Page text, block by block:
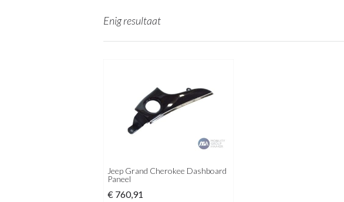
Enig resultaat
Jeep Grand Cherokee Dashboard
Paneel
€ 760,91